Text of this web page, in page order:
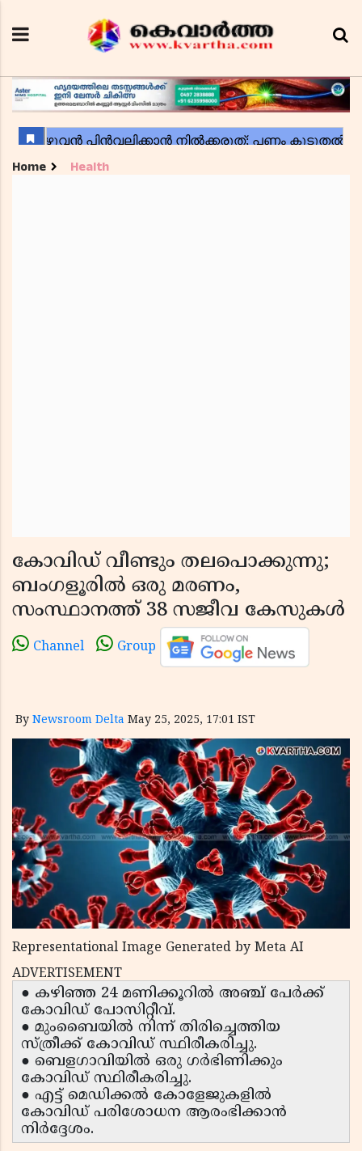
Home Health
കോവിഡ് വീണ്ടും തലപൊക്കുന്നു;
ബംഗളൂരിൽ ഒരു മരണം,
സംസ്ഥാനത്ത് 38 സജീവ കേസുകൾ
Channel Group
By Newsroom Delta May 25, 2025, 17:01 IST
Representational Image Generated by Meta AI
ADVERTISEMENT
● കഴിഞ്ഞ 24 മണിക്കൂറിൽ അഞ്ച് പേർക്ക്
കോവിഡ് പോസിറ്റീവ്.
● മുംബൈയിൽ നിന്ന് തിരിച്ചെത്തിയ
സ്ത്രീക്ക് കോവിഡ് സ്ഥിരീകരിച്ചു.
● ബെളഗാവിയിൽ ഒരു ഗർഭിണിക്കും
കോവിഡ് സ്ഥിരീകരിച്ചു.
● എട്ട് മെഡിക്കൽ കോളേജുകളിൽ
കോവിഡ് പരിശോധന ആരംഭിക്കാൻ
നിർദ്ദേശം.